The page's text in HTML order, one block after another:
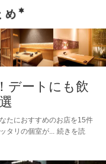
デートにも飲
たにおすすめのお店を15件
タリの個室が
続きを読